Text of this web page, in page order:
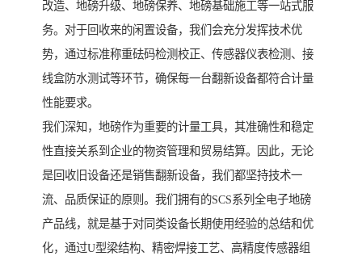
改造、地磅升级、地磅保养、地磅基础施工等一站式服
务。对于回收来的闲置设备，我们会充分发挥技术优
势，通过标准称重砝码检测校正、传感器仪表检测、接
线盒防水测试等环节，确保每一台翻新设备都符合计量
性能要求。
我们深知，地磅作为重要的计量工具，其准确性和稳定
性直接关系到企业的物资管理和贸易结算。因此，无论
是回收旧设备还是销售翻新设备，我们都坚持技术一
流、品质保证的原则。我们拥有的SCS系列全电子地磅
产品线，就是基于对同类设备长期使用经验的总结和优
化，通过U型梁结构、精密焊接工艺、高精度传感器组